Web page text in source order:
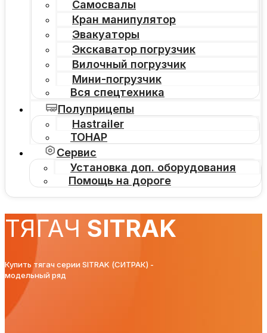
Самосвалы
Кран манипулятор
Эвакуаторы
Экскаватор погрузчик
Вилочный погрузчик
Мини-погрузчик
Вся спецтехника
Полуприцепы
Hastrailer
ТОНАР
Сервис
Установка доп. оборудования
Помощь на дороге
ТЯГАЧ SITRAK
Купить тягач серии SITRAK (СИТРАК) -
модельный ряд